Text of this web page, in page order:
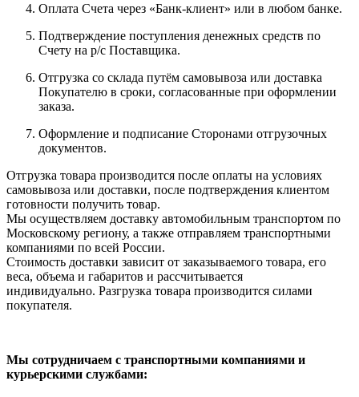
Оплата Счета через «Банк-клиент» или в любом банке.
Подтверждение поступления денежных средств по
Счету на р/с Поставщика.
Отгрузка со склада путём самовывоза или доставка
Покупателю в сроки, согласованные при оформлении
заказа.
Оформление и подписание Сторонами отгрузочных
документов.
Отгрузка товара производится после оплаты на условиях
самовывоза или доставки, после подтверждения клиентом
готовности получить товар.
Мы осуществляем доставку автомобильным транспортом по
Московскому региону, а также отправляем транспортными
компаниями по всей России.
Стоимость доставки зависит от заказываемого товара, его
веса, объема и габаритов и рассчитывается
индивидуально. Разгрузка товара производится силами
покупателя.
Мы сотрудничаем с транспортными компаниями и
курьерскими службами: